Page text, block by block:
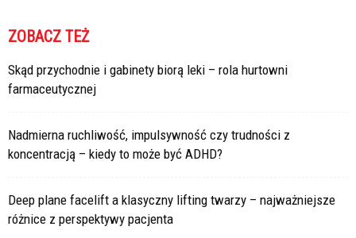
ZOBACZ TEŻ
Skąd przychodnie i gabinety biorą leki – rola hurtowni
farmaceutycznej
Nadmierna ruchliwość, impulsywność czy trudności z
koncentracją – kiedy to może być ADHD?
Deep plane facelift a klasyczny lifting twarzy – najważniejsze
różnice z perspektywy pacjenta